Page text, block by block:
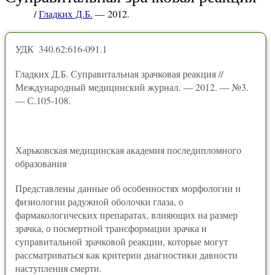
/Гладких Д.Б. — 2012.
УДК 340.62:616-091.1
Гладких Д.Б. Суправитальная зрачковая реакция //
Международный медицинский журнал. — 2012. — №3.
— С.105-108.
Харьковская медицинская академия последипломного
образования
Представлены данные об особенностях морфологии и
физиологии радужной оболочки глаза, о
фармакологических препаратах, влияющих на размер
зрачка, о посмертной трансформации зрачка и
суправитальной зрачковой реакции, которые могут
рассматриваться как критерии диагностики давности
наступления смерти.